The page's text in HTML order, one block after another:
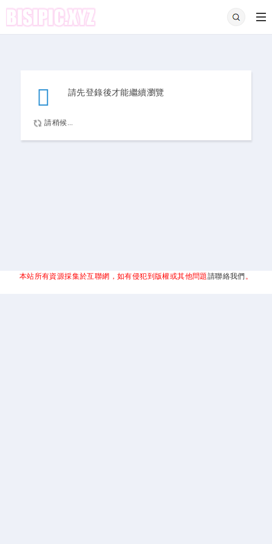
請先登錄後才能繼續瀏覽
請稍候...
本站所有資源採集於互聯網，如有侵犯到版權或其他問題請聯絡我們 。